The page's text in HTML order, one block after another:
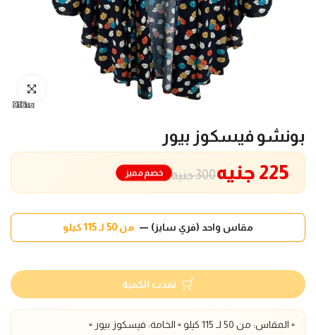
انقر للتكبير
بونشو فيسكوز بيور
300 جنيه 225 جنيه خصم مميز
مقاس واحد (فري سايز) — من 50 لـ 115 كيلو
نفدت الكمية
▫️ المقاس: من 50 لـ 115 كيلو ▫️ الخامة: فيسكوز بيور ▫️